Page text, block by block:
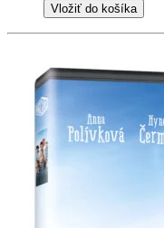
Vložiť do košíka